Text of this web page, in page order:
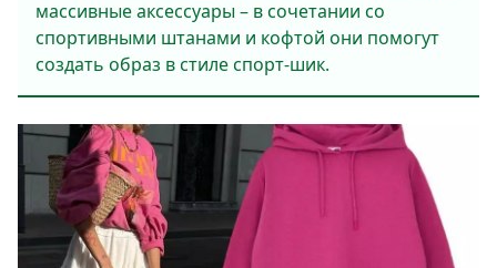
массивные аксессуары – в сочетании со
спортивными штанами и кофтой они помогут
создать образ в стиле спорт-шик.